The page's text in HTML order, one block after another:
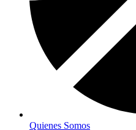
Quienes Somos